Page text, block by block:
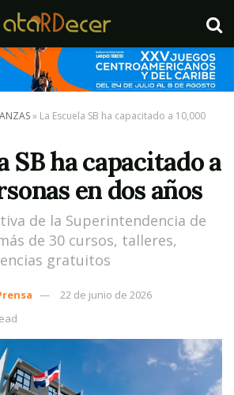
» La Escuela SB ha capacitado a 10,000
SB ha capacitado a
en dos años
de la Superintendencia de
de 30 cursos, talleres,
gratuitos
22 de junio de 2026